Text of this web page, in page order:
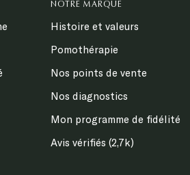
NOTRE MARQUE
Histoire et valeurs
Pomothérapie
Nos points de vente
Nos diagnostics
Mon programme de fidélité
Avis vérifiés (2,7k)